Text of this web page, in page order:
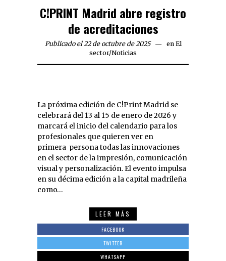
C!PRINT Madrid abre registro
de acreditaciones
Publicado el 22 de octubre de 2025 en El
sector/Noticias
La próxima edición de C!Print Madrid se
celebrará del 13 al 15 de enero de 2026 y
marcará el inicio del calendario para los
profesionales que quieren ver en
primera persona todas las innovaciones
en el sector de la impresión, comunicación
visual y personalización. El evento impulsa
en su décima edición a la capital madrileña
como…
LEER MÁS
FACEBOOK
TWITTER
WHATSAPP